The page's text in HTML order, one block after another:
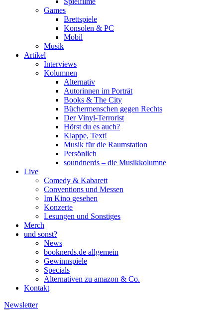
Games
Brettspiele
Konsolen & PC
Mobil
Musik
Artikel
Interviews
Kolumnen
Alternativ
Autorinnen im Porträt
Books & The City
Büchermenschen gegen Rechts
Der Vinyl-Terrorist
Hörst du es auch?
Klappe, Text!
Musik für die Raumstation
Persönlich
soundnerds – die Musikkolumne
Live
Comedy & Kabarett
Conventions und Messen
Im Kino gesehen
Konzerte
Lesungen und Sonstiges
Merch
und sonst?
News
booknerds.de allgemein
Gewinnspiele
Specials
Alternativen zu amazon & Co.
Kontakt
Newsletter